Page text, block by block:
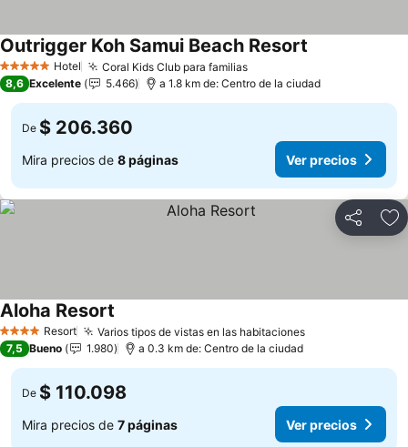
5 Estrellas Hotel Coral Kids Club para familias
Outrigger Koh Samui Beach Resort
8,6 Excelente 5.466 a 1.8 km de: Centro de la ciudad
De $ 206.360
Mira precios de 8 páginas Ver precios
Compartir
4 EstrellasResort Varios tipos de vistas en las habitaciones
Aloha Resort
7,5 Bueno 1.980 a 0.3 km de: Centro de la ciudad
De $ 110.098
Mira precios de 7 páginas Ver precios